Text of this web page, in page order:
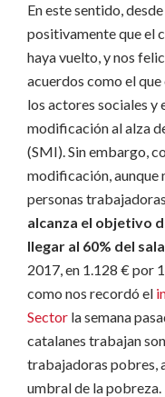
En este sentido,
positivamente que el
haya vuelto, y nos
acuerdos como el
los actores sociales y
modificación al alza
(SMI). Sin embargo,
modificación, aunque
personas
alcanza el objetivo
llegar al 60% del
2017, en 1.128 € por
como nos recordó el
Sector la semana
catalanes trabajan
trabajadoras pobres,
umbral de la